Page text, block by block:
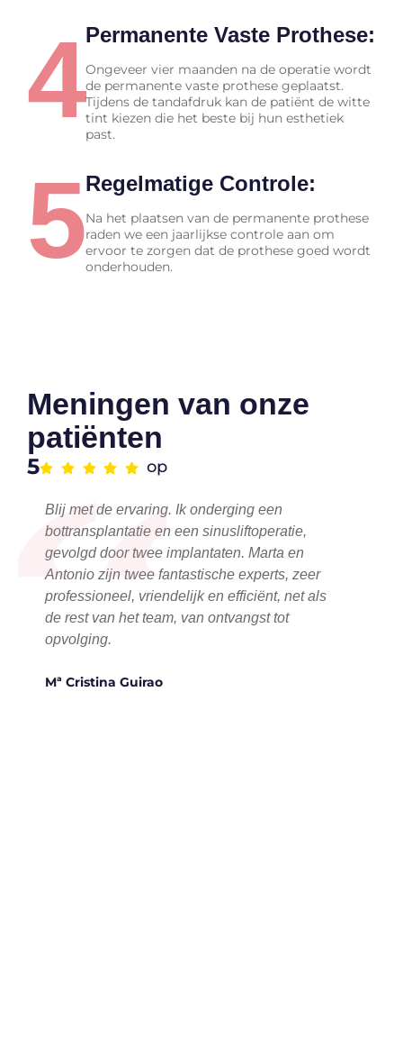
4Permanente Vaste Prothese:
Ongeveer vier maanden na de operatie wordt
de permanente vaste prothese geplaatst.
Tijdens de tandafdruk kan de patiënt de witte
tint kiezen die het beste bij hun esthetiek
past.
5Regelmatige Controle:
Na het plaatsen van de permanente prothese
raden we een jaarlijkse controle aan om
ervoor te zorgen dat de prothese goed wordt
onderhouden.
Meningen van onze
patiënten
5 op
Blij met de ervaring. Ik onderging een
bottransplantatie en een sinusliftoperatie,
gevolgd door twee implantaten. Marta en
Antonio zijn twee fantastische experts, zeer
professioneel, vriendelijk en efficiënt, net als
de rest van het team, van ontvangst tot
opvolging.
Mª Cristina Guirao